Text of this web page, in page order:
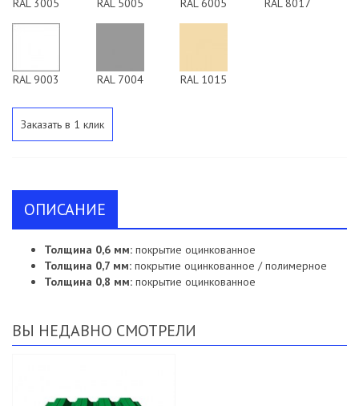
RAL 3005 RAL 5005 RAL 6005 RAL 8017
RAL 9003 RAL 7004 RAL 1015
Заказать в 1 клик
ОПИСАНИЕ
Толщина 0,6 мм: покрытие оцинкованное
Толщина 0,7 мм: покрытие оцинкованное / полимерное
Толщина 0,8 мм: покрытие оцинкованное
ВЫ НЕДАВНО СМОТРЕЛИ